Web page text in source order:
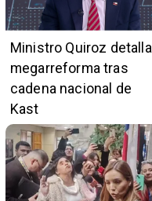
Ministro Quiroz detalla
megarreforma tras
cadena nacional de
Kast